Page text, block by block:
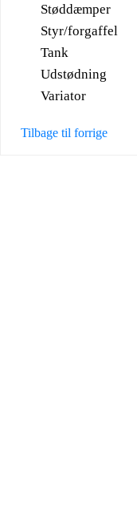
Støddæmper
Styr/forgaffel
Tank
Udstødning
Variator
Tilbage til forrige